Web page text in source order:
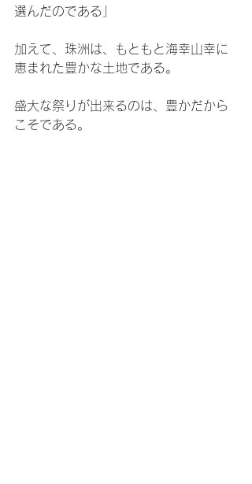
選んだのである」
加えて、珠洲は、もともと海幸山幸に
恵まれた豊かな土地である。
盛大な祭りが出来るのは、豊かだから
こそである。